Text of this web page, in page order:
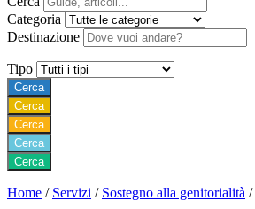
Categoria
Destinazione
Tipo
Cerca
Cerca
Cerca
Cerca
Cerca
Home / Servizi / Sostegno alla genitorialità /